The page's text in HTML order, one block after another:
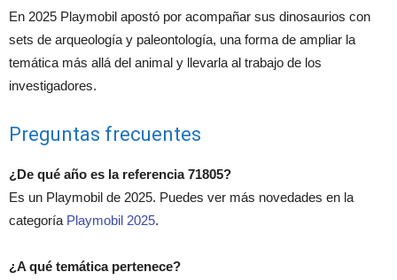
En 2025 Playmobil apostó por acompañar sus dinosaurios con
sets de arqueología y paleontología, una forma de ampliar la
temática más allá del animal y llevarla al trabajo de los
investigadores.
Preguntas frecuentes
¿De qué año es la referencia 71805?
Es un Playmobil de 2025. Puedes ver más novedades en la
categoría Playmobil 2025.
¿A qué temática pertenece?